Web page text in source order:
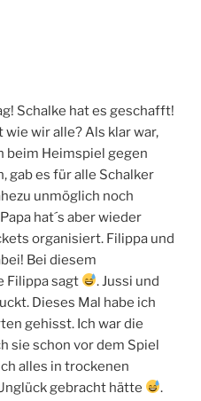
Schalke hat es geschafft!
wir alle? Als klar war,
beim Heimspiel gegen
gab es für alle Schalker
unmöglich noch
hat´s aber wieder
organisiert. Filippa und
Bei diesem
Filippa sagt
. Jussi und
Dieses Mal habe ich
gehisst. Ich war die
sie schon vor dem Spiel
alles in trockenen
gebracht hätte
.